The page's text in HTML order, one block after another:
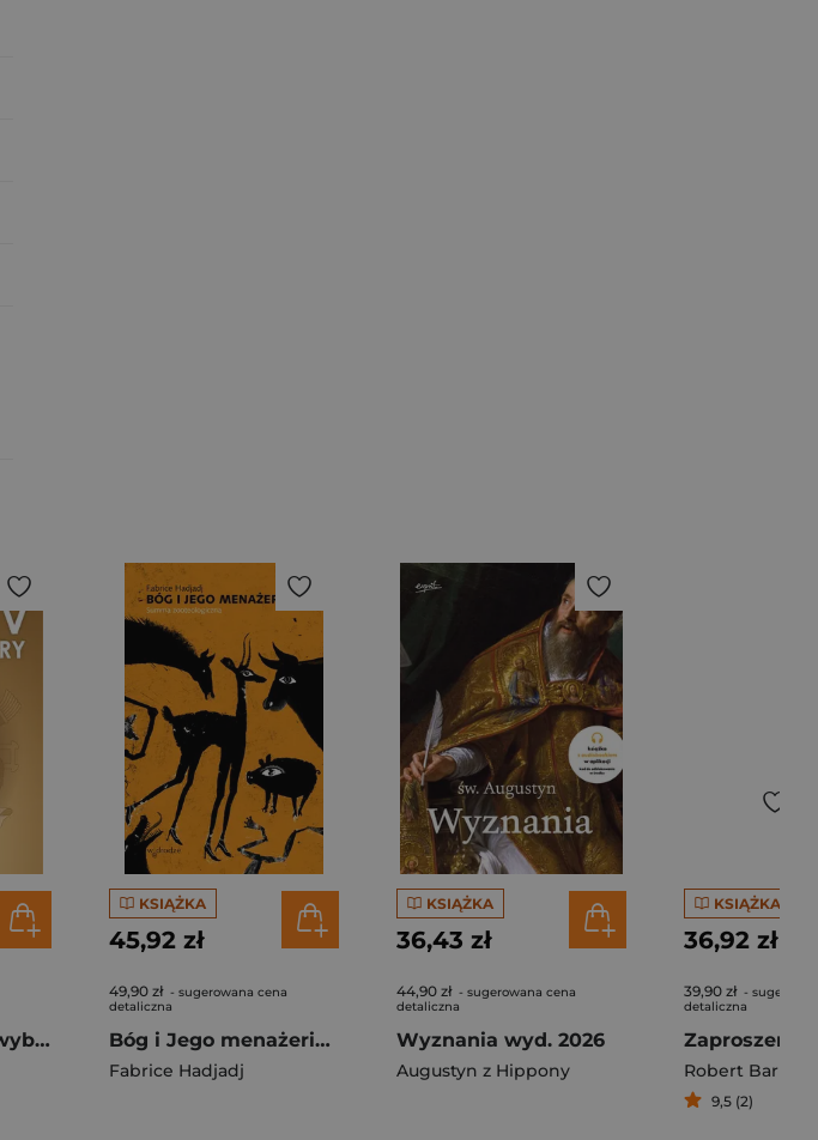
Leon XIV. Życie i wybory
KSIĄŻKA
45,92 zł
49,90 zł - sugerowana cena
detaliczna
Bóg i Jego menażeria. Summa zooteologiczna
Fabrice Hadjadj
KSIĄŻKA
36,43 zł
44,90 zł - sugerowana cena
detaliczna
Wyznania wyd. 2026
Augustyn z Hippony
KSIĄŻKA
36,92 zł
39,90 zł -
detaliczna
Robert Barron
9,5 (2)